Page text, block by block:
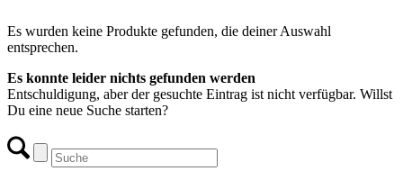
Es wurden keine Produkte gefunden, die deiner Auswahl
entsprechen.
Es konnte leider nichts gefunden werden
Entschuldigung, aber der gesuchte Eintrag ist nicht verfügbar. Willst
Du eine neue Suche starten?